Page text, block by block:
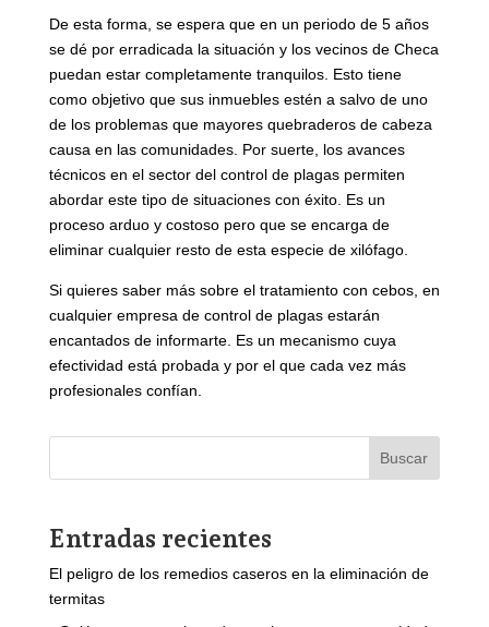
De esta forma, se espera que en un periodo de 5 años
se dé por erradicada la situación y los vecinos de Checa
puedan estar completamente tranquilos. Esto tiene
como objetivo que sus inmuebles estén a salvo de uno
de los problemas que mayores quebraderos de cabeza
causa en las comunidades. Por suerte, los avances
técnicos en el sector del control de plagas permiten
abordar este tipo de situaciones con éxito. Es un
proceso arduo y costoso pero que se encarga de
eliminar cualquier resto de esta especie de xilófago.
Si quieres saber más sobre el tratamiento con cebos, en
cualquier empresa de control de plagas estarán
encantados de informarte. Es un mecanismo cuya
efectividad está probada y por el que cada vez más
profesionales confían.
Buscar
Entradas recientes
El peligro de los remedios caseros en la eliminación de
termitas